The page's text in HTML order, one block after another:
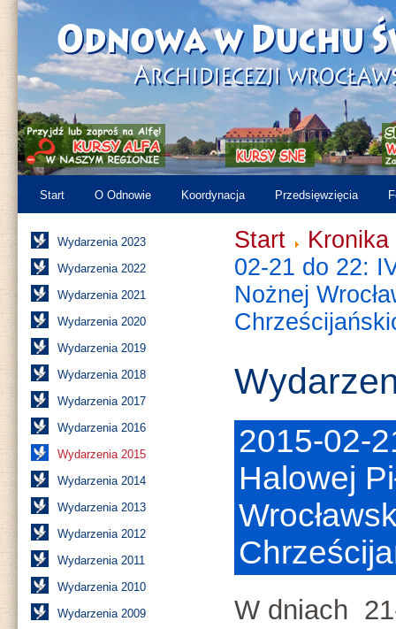
Start O Odnowie Koordynacja Przedsięwzięcia
Wydarzenia 2023
Wydarzenia 2022
Wydarzenia 2021
Wydarzenia 2020
Wydarzenia 2019
Wydarzenia 2018
Wydarzenia 2017
Wydarzenia 2016
Wydarzenia 2015
Wydarzenia 2014
Wydarzenia 2013
Wydarzenia 2012
Wydarzenia 2011
Wydarzenia 2010
Wydarzenia 2009
Start
Kronika
02-21 do 22:
Nożnej
2015-02-
Halowej
W dniach